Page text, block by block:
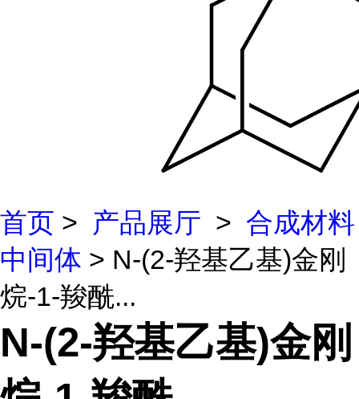
首页 > 产品展厅 > 合成材料
中间体 > N-(2-羟基乙基)金刚
烷-1-羧酰...
N-(2-羟基乙基)金刚